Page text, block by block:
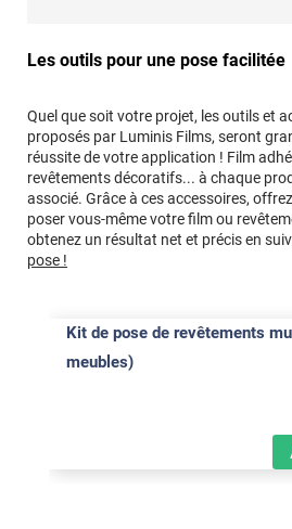
Les outils pour une pose facilitée
Quel que soit votre projet, les outils et
proposés par Luminis Films, seront
réussite de votre application ! Film
revêtements décoratifs... à chaque
associé. Grâce à ces accessoires,
poser vous-même votre film ou
obtenez un résultat net et précis en
pose !
Kit de pose de revêtements
meubles)